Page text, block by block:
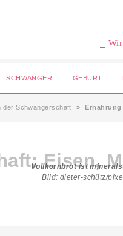
⎯
SCHWANGER GEBURT
der Schwangerschaft
Eisen,
Vollkornbrot ist
Bild: dieter-schütz/